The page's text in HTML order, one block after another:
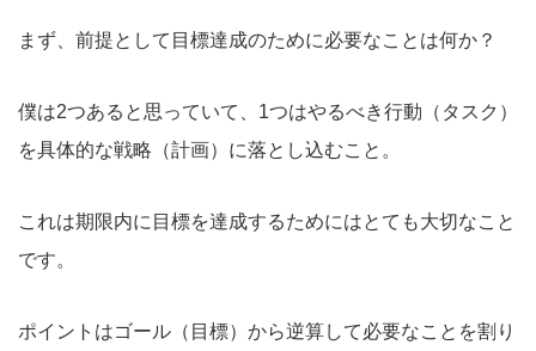
まず、前提として目標達成のために必要なことは何か？
僕は2つあると思っていて、1つはやるべき行動（タスク）
を具体的な戦略（計画）に落とし込むこと。
これは期限内に目標を達成するためにはとても大切なこと
です。
ポイントはゴール（目標）から逆算して必要なことを割り